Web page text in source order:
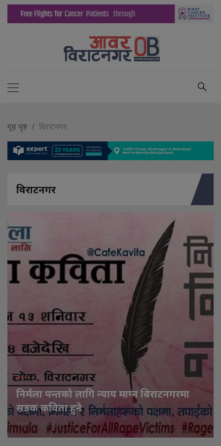
गृह पृष्ट विराटनगर
विराटनगर
निर्मला पन्तको लागि न्याय माग्न बिराटनगरमा
सडक कविता हुने
Sep 27, 2018